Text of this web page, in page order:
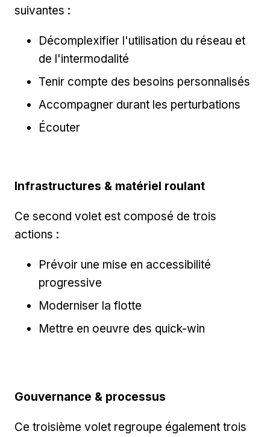
suivantes :
Décomplexifier l'utilisation du réseau et
de l'intermodalité
Tenir compte des besoins personnalisés
Accompagner durant les perturbations
Écouter
Infrastructures & matériel roulant
Ce second volet est composé de trois
actions :
Prévoir une mise en accessibilité
progressive
Moderniser la flotte
Mettre en oeuvre des quick-win
Gouvernance & processus
Ce troisième volet regroupe également trois